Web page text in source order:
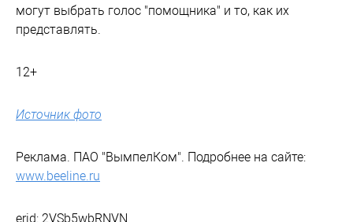
могут выбрать голос "помощника" и то, как их
представлять.
12+
Источник фото
Реклама. ПАО "ВымпелКом". Подробнее на сайте:
www.beeline.ru
erid: 2VSb5wbRNVN